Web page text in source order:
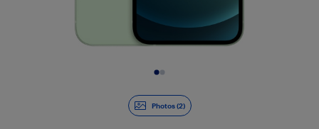
Photos (2)